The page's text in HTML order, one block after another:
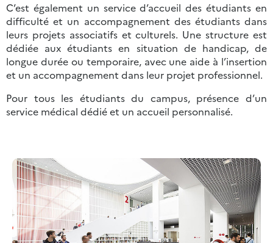
C’est également un service d’accueil des étudiants en
difficulté et un accompagnement des étudiants dans
leurs projets associatifs et culturels. Une structure est
dédiée aux étudiants en situation de handicap, de
longue durée ou temporaire, avec une aide à l’insertion
et un accompagnement dans leur projet professionnel.
Pour tous les étudiants du campus, présence d’un
service médical dédié et un accueil personnalisé.